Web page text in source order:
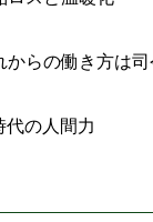
からの働き方は
代の人間力